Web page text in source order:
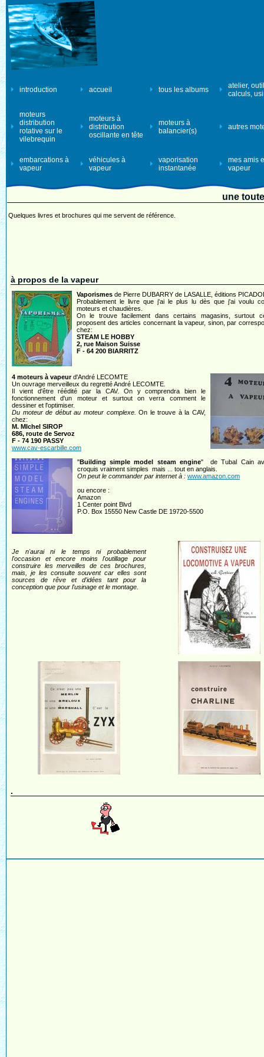
introduction accueil tous les albums
atelier,
calculs,
moteurs
distribution
rotative sur le
vilebrequin
moteurs à
distribution
oscillante en tête
moteurs à
balancier(s)
autres
embarcations à
vapeur
véhicules à
vapeur
vaporisation
instantanée
mes amis
vapeur
une
Quelques livres et brochures qui me servent de référence.
à propos de la vapeur
Vaporismes de Pierre DUBARRY de LASALLE, éditions
Probablement le livre que j'ai le plus lu dès que j'ai voulu
moteurs et chaudières.
On le trouve facilement dans certains magasins, surtout
proposent des articles concernant la vapeur, sinon, par
chez:
STEAM LE HOBBY
2, rue Maison Suisse
F - 64 200 BIARRITZ
4 moteurs à vapeurd'André LECOMTE
Un ouvrage merveilleux du regretté André LECOMTE.
Il vient d'être réédité par la CAV. On y comprendra bien le
fonctionnement d'un moteur et surtout on verra comment le
dessiner et l'optimiser.
Du moteur de début au moteur complexe. On le trouve à la CAV,
chez:
M. MIchel SIROP
686, route de Servoz
F - 74 190 PASSY
www.cav-escarbille.com
"Building simple model steam engine" de Tubal Cain
croquis vraiment simples mais ... tout en anglais.
On peut le commander par internet à : www.amazon.com
ou encore :
Amazon
1 Center point Blvd
P.O. Box 15550 New Castle DE 19720-5500
Je n'aurai ni le temps ni probablement
l'occasion et encore moins l'outillage pour
construire les merveilles de ces brochures,
mais, je les consulte souvent car elles sont
sources de rêve et d'idées tant pour la
conception que pour l'usinage et le montage.
.